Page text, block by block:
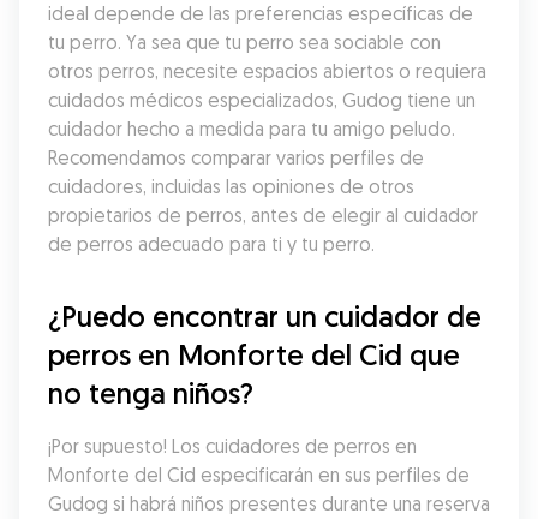
ideal depende de las preferencias específicas de
tu perro. Ya sea que tu perro sea sociable con
otros perros, necesite espacios abiertos o requiera
cuidados médicos especializados, Gudog tiene un
cuidador hecho a medida para tu amigo peludo.
Recomendamos comparar varios perfiles de
cuidadores, incluidas las opiniones de otros
propietarios de perros, antes de elegir al cuidador
de perros adecuado para ti y tu perro.
¿Puedo encontrar un cuidador de
perros en Monforte del Cid que
no tenga niños?
¡Por supuesto! Los cuidadores de perros en
Monforte del Cid especificarán en sus perfiles de
Gudog si habrá niños presentes durante una reserva